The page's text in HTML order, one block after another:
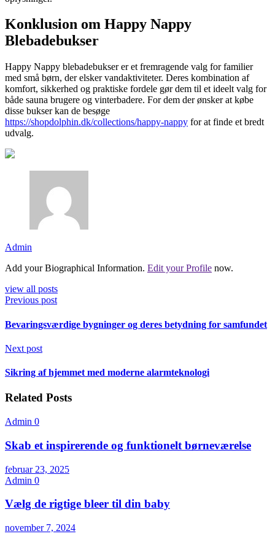
Konklusion om Happy Nappy
Blebadebukser
Happy Nappy blebadebukser er et fremragende valg for familier
med små børn, der elsker vandaktiviteter. Deres kombination af
komfort, sikkerhed og praktiske fordele gør dem til et ideelt valg for
både sauna brugere og vinterbadere. For dem der ønsker at købe
disse bukser kan de besøge
https://shopdolphin.dk/collections/happy-nappy for at finde et bredt
udvalg.
Admin
Add your Biographical Information. Edit your Profile now.
view all posts
Previous post
Bevaringsværdige bygninger og deres betydning for samfundet
Next post
Sikring af hjemmet med moderne alarmteknologi
Related Posts
Admin 0
Skab et inspirerende og funktionelt børneværelse
februar 23, 2025
Admin 0
Vælg de rigtige bleer til din baby
november 7, 2024